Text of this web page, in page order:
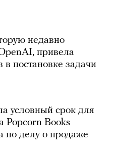
недавно
привела
в постановке задачи
условный срок для
Popcorn Books
по делу о продаже